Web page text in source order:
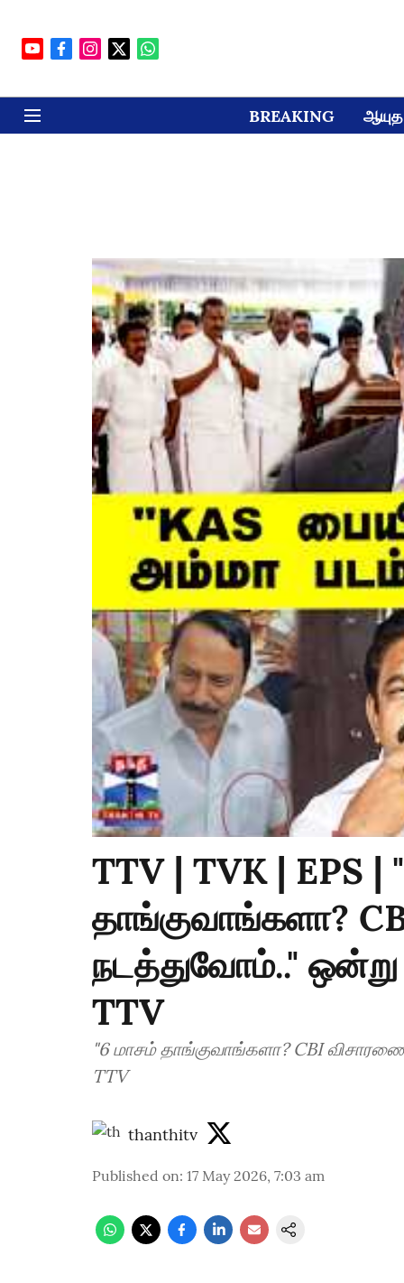
BREAKING ஆயுத
TTV | TVK | EPS |
தாங்குவாங்களா?
நடத்துவோம்.."
TTV
"6 மாசம் தாங்குவாங்களா? CBI
TTV
thanthitv
Published on: 17 May 2026, 7:03 am